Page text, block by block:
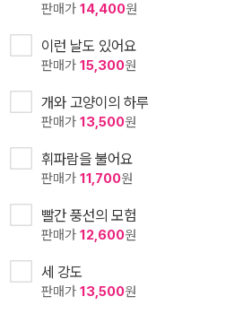
판매가 14,400원
이런 날도 있어요
판매가 15,300원
개와 고양이의 하루
판매가 13,500원
휘파람을 불어요
판매가 11,700원
빨간 풍선의 모험
판매가 12,600원
세 강도
판매가 13,500원